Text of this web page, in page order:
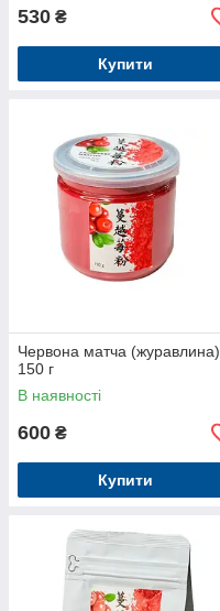
530 ₴
Купити
Червона матча (журавлина)
150 г
В наявності
600 ₴
Купити